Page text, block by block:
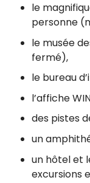
le
personne
le musée
fermé),
le bureau
l’affiche
des pistes
un
un hôtel et
excursions